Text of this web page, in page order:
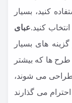
کنید، بسیار
کنید.عبای
های بسیار
طرح ها که بیشتر
می شوند،
می گذارند